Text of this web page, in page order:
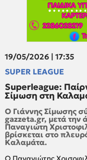
19/05/2026 | 17:35
SUPER LEAGUE
Superleague:
Σίμωση στη
Ο Γιάννης Σίμωσης
gazzeta.gr, μετά την
Παναγιώτη
βρίσκεται στο
Καλαμάτα.